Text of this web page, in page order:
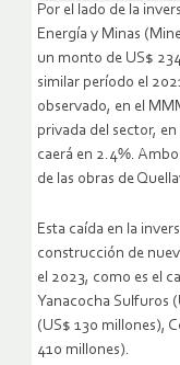
Por el lado de la
Energía y Minas
un monto de US$
similar período el
observado, en el
privada del sector,
caerá en 2.4%.
de las obras de
Esta caída en la
construcción de
el 2023, como es el
Yanacocha Sulfuros
(US$ 130 millones),
410 millones).